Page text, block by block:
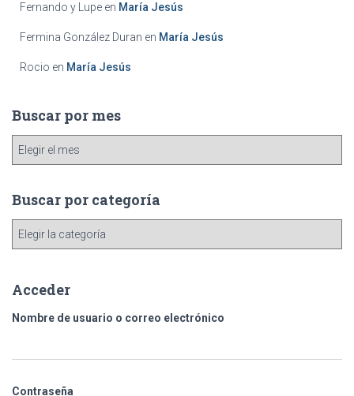
Fernando y Lupe en María Jesús
Fermina González Duran en María Jesús
Rocio en María Jesús
Buscar por mes
c
p
m
e
Buscar por categoría
a
r
Acceder
Nombre de usuario o correo electrónico
Contraseña